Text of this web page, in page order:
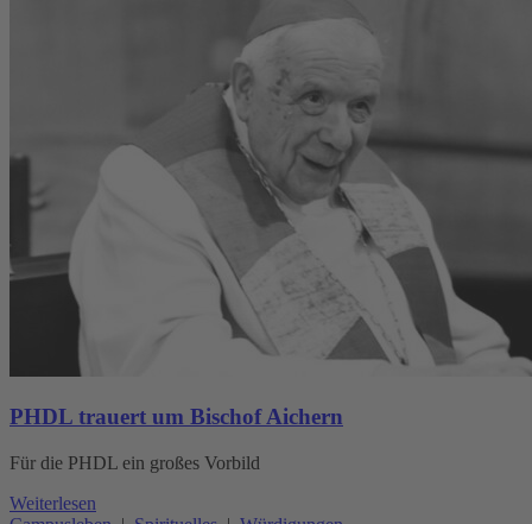
PHDL trauert um Bischof Aichern
Für die PHDL ein großes Vorbild
Weiterlesen